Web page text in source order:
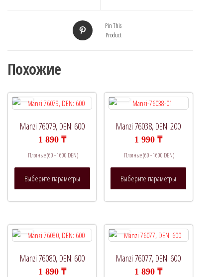
Pin This
Product
Похожие
Manzi 76079, DEN: 600
1 890 ₸
Плотные (60 - 1600 DEN)
Выберите параметры
Этот
Опции
можно
Manzi 76038, DEN: 200
1 990₸
Плотные (60 - 1600 DEN)
Выберите параметры
Опции
можно
Manzi 76080, DEN: 600
1 890 ₸
Manzi 76077, DEN: 600
1 890₸